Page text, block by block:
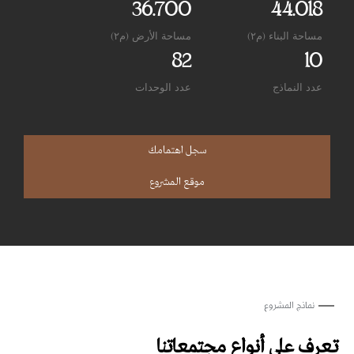
مساحة البناء (م٢)
44.018
مساحة الأرض (م٢)
36.700
عدد النماذج
10
عدد الوحدات
82
سجل اهتمامك
موقع المشروع
نماذج المشروع
تعرف على أنواع مجتمعاتنا